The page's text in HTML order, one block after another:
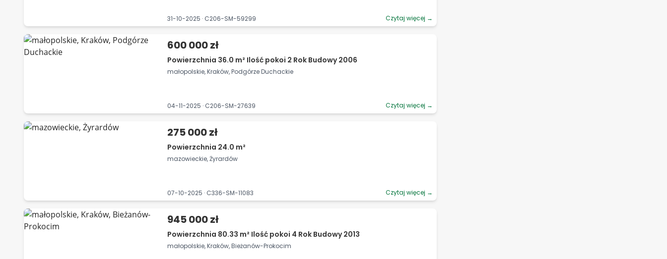
31-10-2025 · C206-SM-59299 Czytaj więcej →
600 000 zł
Powierzchnia 36.0 m² Ilość pokoi 2 Rok Budowy 2006
małopolskie, Kraków, Podgórze Duchackie
04-11-2025 · C206-SM-27639 Czytaj więcej →
275 000 zł
Powierzchnia 24.0 m²
mazowieckie, Żyrardów
07-10-2025 · C336-SM-11083 Czytaj więcej →
945 000 zł
Powierzchnia 80.33 m² Ilość pokoi 4 Rok Budowy 2013
małopolskie, Kraków, Bieżanów-Prokocim